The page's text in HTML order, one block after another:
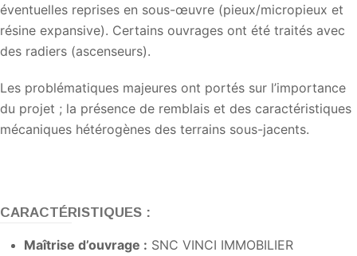
éventuelles reprises en sous-œuvre (pieux/micropieux et
résine expansive). Certains ouvrages ont été traités avec
des radiers (ascenseurs).
Les problématiques majeures ont portés sur l’importance
du projet ; la présence de remblais et des caractéristiques
mécaniques hétérogènes des terrains sous-jacents.
CARACTÉRISTIQUES :
Maîtrise d’ouvrage : SNC VINCI IMMOBILIER